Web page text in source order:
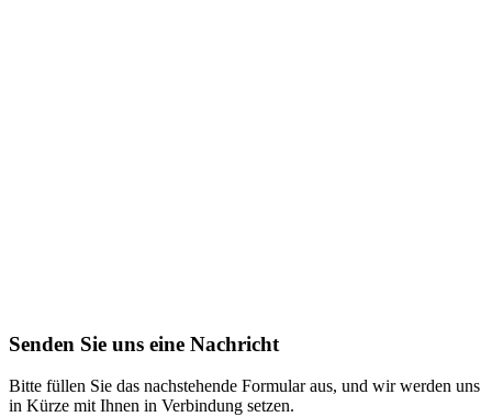
Senden Sie uns eine Nachricht
Bitte füllen Sie das nachstehende Formular aus, und wir werden uns
in Kürze mit Ihnen in Verbindung setzen.